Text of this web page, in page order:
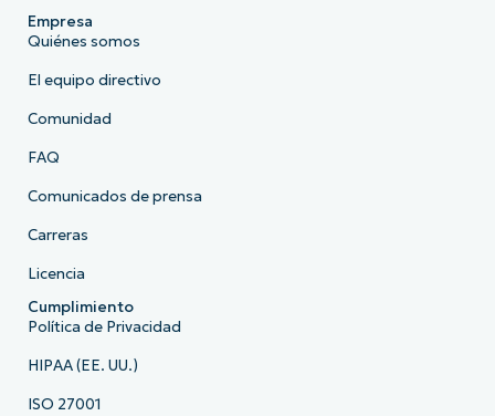
Empresa
Quiénes somos
El equipo directivo
Comunidad
FAQ
Comunicados de prensa
Carreras
Licencia
Cumplimiento
Política de Privacidad
HIPAA (EE. UU.)
ISO 27001